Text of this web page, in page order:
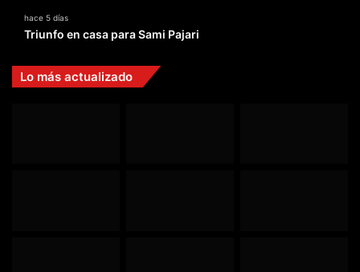
hace 5 días
Triunfo en casa para Sami Pajari
Lo más actualizado